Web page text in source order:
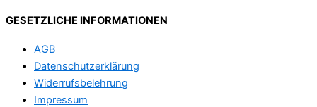
GESETZLICHE INFORMATIONEN
AGB
Datenschutzerklärung
Widerrufsbelehrung
Impressum